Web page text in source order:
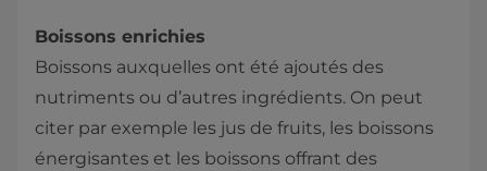
Boissons enrichies
Boissons auxquelles ont été ajoutés des
nutriments ou d’autres ingrédients. On peut
citer par exemple les jus de fruits, les boissons
énergisantes et les boissons offrant des